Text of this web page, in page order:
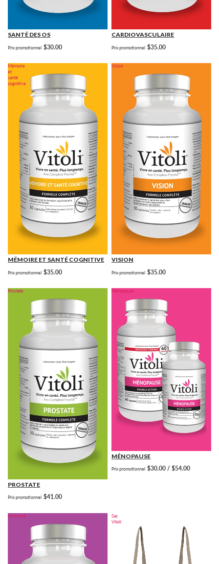
SANTÉ DES OS
Prix promotionnel $30.00
CARDIOVASCULAIRE
Prix promotionnel $35.00
Mémoire
et
santé
cognitive
MÉMOIRE ET SANTÉ COGNITIVE
Prix promotionnel $35.00
Vision
VISION
Prix promotionnel $35.00
Prostate
PROSTATE
Prix promotionnel $41.00
Ménopause
MÉNOPAUSE
Prix promotionnel $30.00 / $54.00
Immunité
Sac
Vitoli